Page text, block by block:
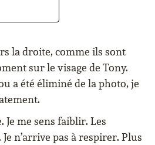
la droite, comme ils sont
sur le visage de Tony.
a été éliminé de la photo, je
me sens faiblir. Les
n’arrive pas à respirer. Plus